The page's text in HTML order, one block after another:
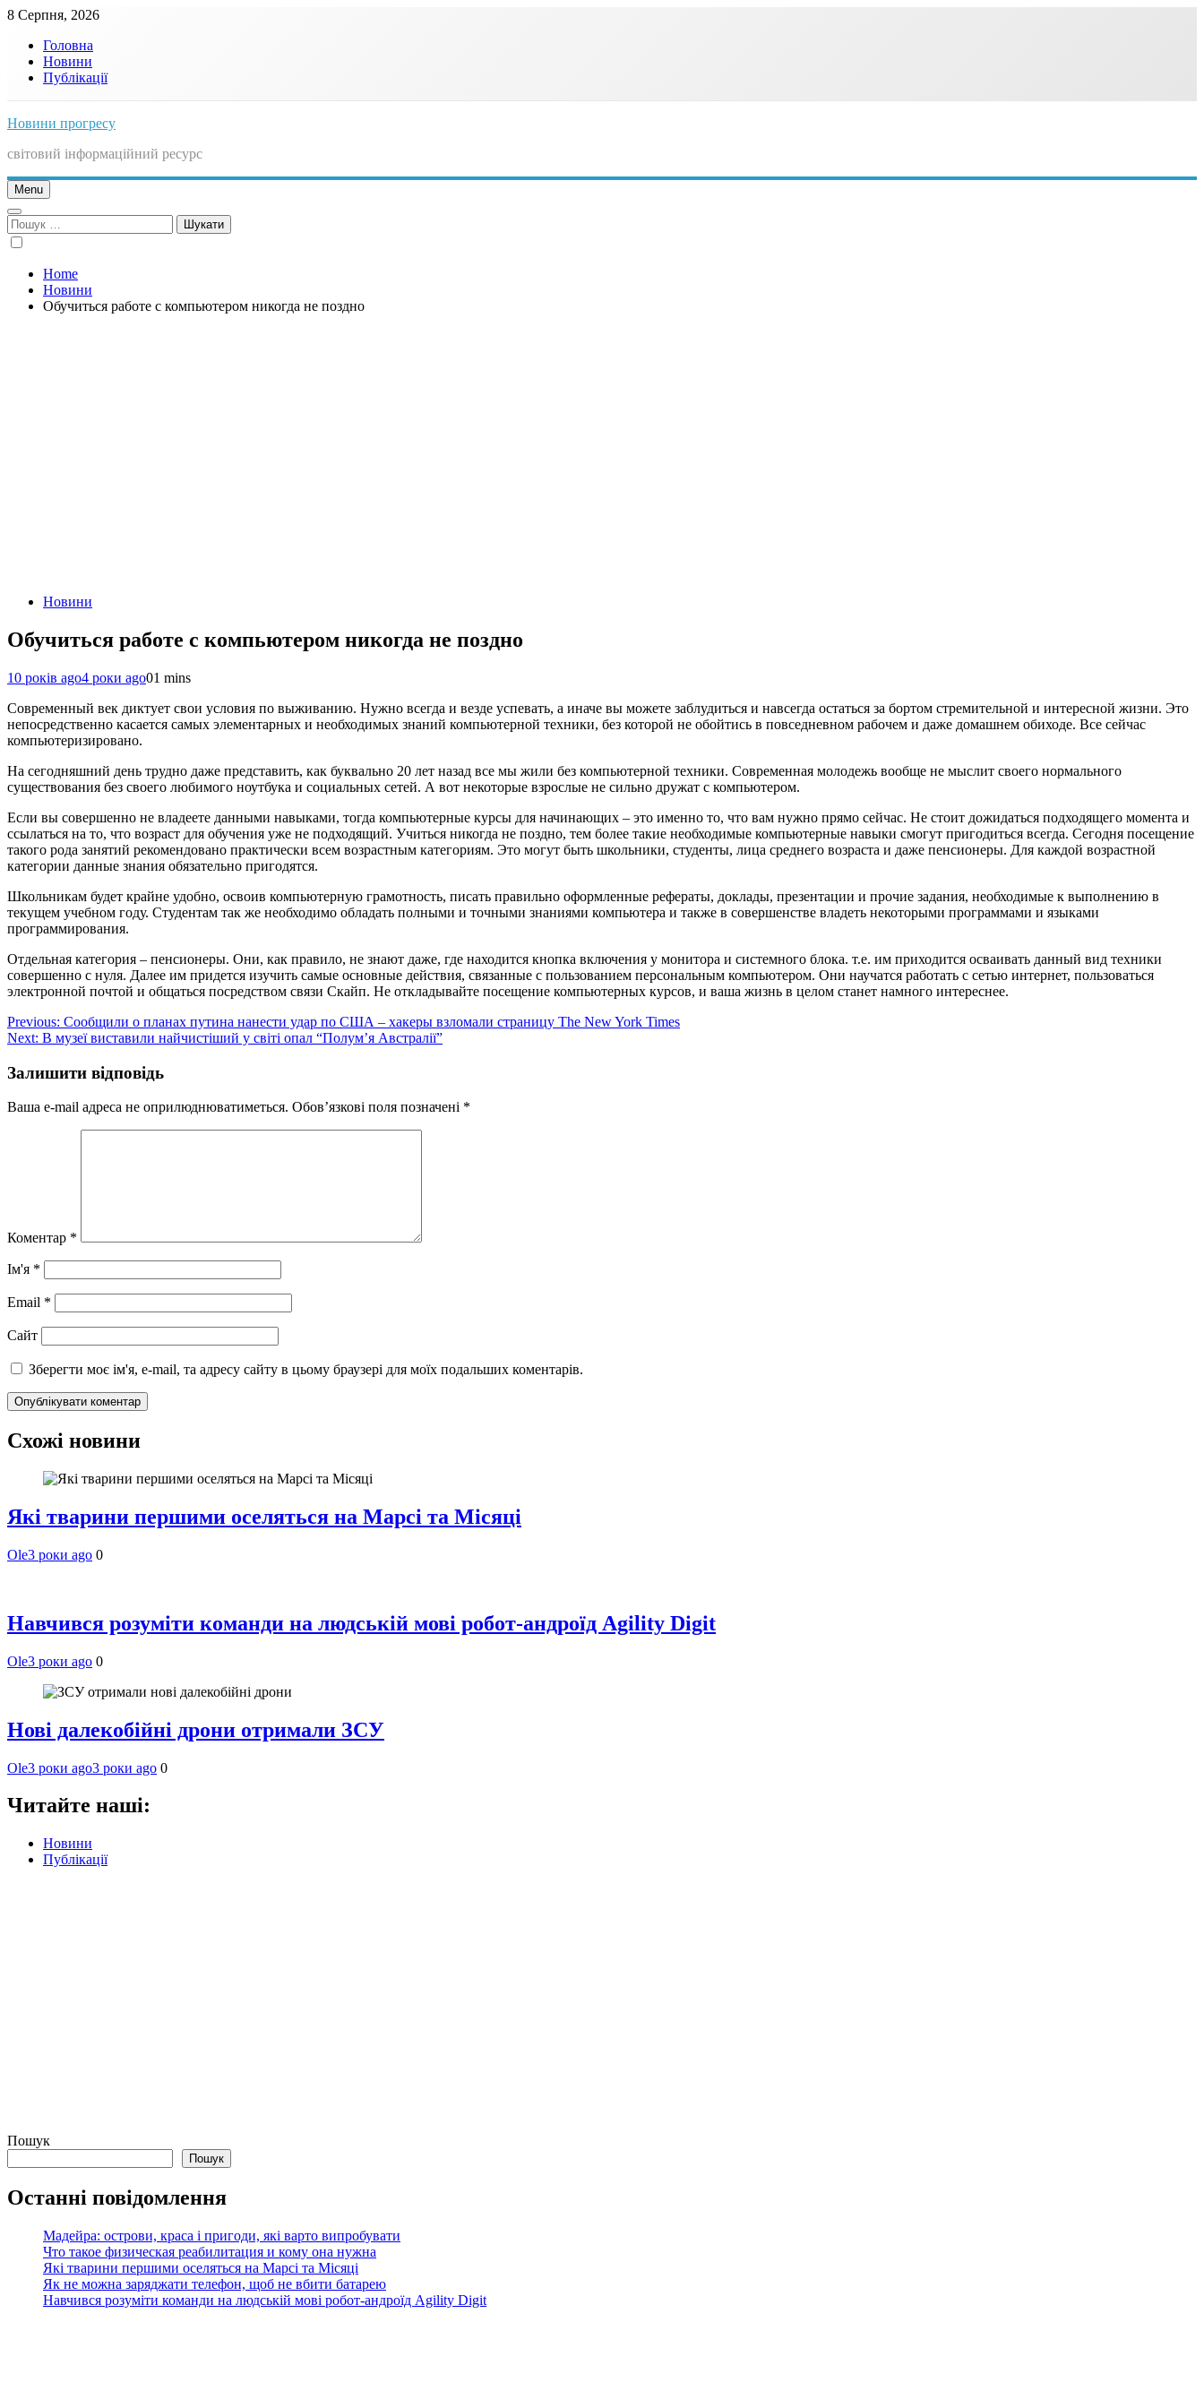
Skip
content
8 Серпня, 2026
Головна
Новини
Публікації
Новини прогресу
світовий інформаційний ресурс
Menu
Пошук:
Home
Новини
Обучиться работе с компьютером никогда не поздно
Новини
Обучиться работе с компьютером никогда не поздно
10 років ago4 роки ago01 mins
Современный век диктует свои условия по выживанию. Нужно всегда и везде успевать, а иначе вы можете заблудиться и навсегда остаться за бортом стремительной и интересной жизни. Это
непосредственно касается самых элементарных и необходимых знаний компьютерной техники, без которой не обойтись в повседневном рабочем и даже домашнем обиходе. Все сейчас
компьютеризировано.
На сегодняшний день трудно даже представить, как буквально 20 лет назад все мы жили без компьютерной техники. Современная молодежь вообще не мыслит своего нормального
существования без своего любимого ноутбука и социальных сетей. А вот некоторые взрослые не сильно дружат с компьютером.
Если вы совершенно не владеете данными навыками, тогда компьютерные курсы для начинающих – это именно то, что вам нужно прямо сейчас. Не стоит дожидаться подходящего момента и
ссылаться на то, что возраст для обучения уже не подходящий. Учиться никогда не поздно, тем более такие необходимые компьютерные навыки смогут пригодиться всегда. Cегодня посещение
такого рода занятий рекомендовано практически всем возрастным категориям. Это могут быть школьники, студенты, лица среднего возраста и даже пенсионеры. Для каждой возрастной
категории данные знания обязательно пригодятся.
Школьникам будет крайне удобно, освоив компьютерную грамотность, писать правильно оформленные рефераты, доклады, презентации и прочие задания, необходимые к выполнению в
текущем учебном году. Студентам так же необходимо обладать полными и точными знаниями компьютера и также в совершенстве владеть некоторыми программами и языками
программирования.
Отдельная категория – пенсионеры. Они, как правило, не знают даже, где находится кнопка включения у монитора и системного блока. т.е. им приходится осваивать данный вид техники
совершенно с нуля. Далее им придется изучить самые основные действия, связанные с пользованием персональным компьютером. Они научатся работать с сетью интернет, пользоваться
электронной почтой и общаться посредством связи Скайп. Не откладывайте посещение компьютерных курсов, и ваша жизнь в целом станет намного интереснее.
Навігація
записів
Previous: Сообщили о планах путина нанести удар по США – хакеры взломали страницу The New York Times
Next: В музеї виставили найчистіший у світі опал “Полум’я Австралії”
Залишити відповідь
Ваша e-mail адреса не оприлюднюватиметься. Обов’язкові поля позначені *
Коментар *
Ім'я *
Email *
Сайт
Зберегти моє ім'я, e-mail, та адресу сайту в цьому браузері для моїх подальших коментарів.
Схожі новини
Які тварини першими оселяться на Марсі та Місяці
Ole3 роки ago 0
Навчився розуміти команди на людській мові робот-андроїд Agility Digit
Ole3 роки ago 0
Нові далекобійні дрони отримали ЗСУ
Ole3 роки ago3 роки ago 0
Читайте наші:
Новини
Публікації
Пошук
Пошук
Останні повідомлення
Мадейра: острови, краса і пригоди, які варто випробувати
Что такое физическая реабилитация и кому она нужна
Які тварини першими оселяться на Марсі та Місяці
Як не можна заряджати телефон, щоб не вбити батарею
Навчився розуміти команди на людській мові робот-андроїд Agility Digit